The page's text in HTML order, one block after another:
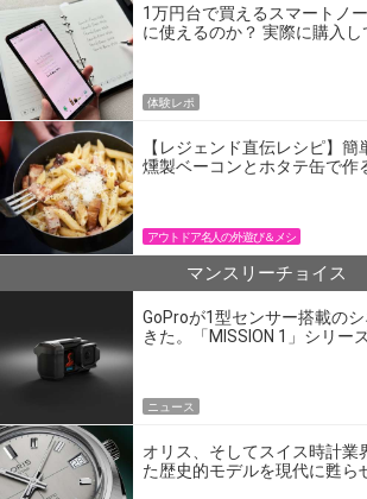
1万円台で買えるスマートノ
に使えるのか？ 実際に購入し
体験レポ
【レジェンド直伝レシピ】
燻製ベーコンとホタテ缶で作
アウトドア名人の外遊び＆メシ
マンスリーチョイス
GoProが1型センサー搭載の
きた。「MISSION 1」シリー
ニュース
オリス、そしてスイス時計業
た歴史的モデルを現代に甦ら